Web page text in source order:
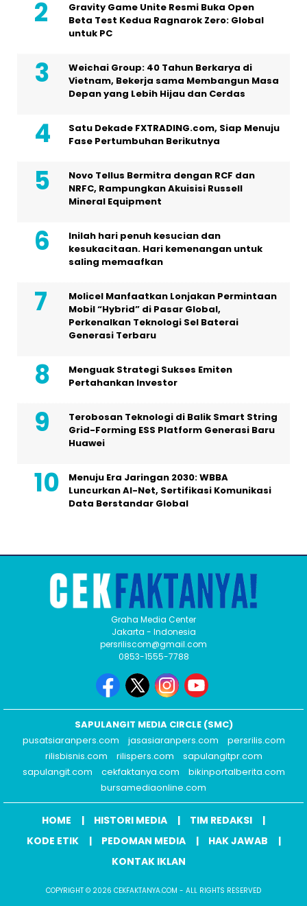
Gravity Game Unite Resmi Buka Open
Beta Test Kedua Ragnarok Zero: Global
untuk PC
Weichai Group: 40 Tahun Berkarya di
Vietnam, Bekerja sama Membangun Masa
Depan yang Lebih Hijau dan Cerdas
Satu Dekade FXTRADING.com, Siap Menuju
Fase Pertumbuhan Berikutnya
Novo Tellus Bermitra dengan RCF dan
NRFC, Rampungkan Akuisisi Russell
Mineral Equipment
Inilah hari penuh kesucian dan
kesukacitaan. Hari kemenangan untuk
saling memaafkan
Molicel Manfaatkan Lonjakan Permintaan
Mobil “Hybrid” di Pasar Global,
Perkenalkan Teknologi Sel Baterai
Generasi Terbaru
Menguak Strategi Sukses Emiten
Pertahankan Investor
Terobosan Teknologi di Balik Smart String
Grid-Forming ESS Platform Generasi Baru
Huawei
Menuju Era Jaringan 2030: WBBA
Luncurkan AI-Net, Sertifikasi Komunikasi
Data Berstandar Global
Graha Media Center
Jakarta - Indonesia
persriliscom@gmail.com
0853-1555-7788
SAPULANGIT MEDIA CIRCLE (SMC)
pusatsiaranpers.com
jasasiaranpers.com
persrilis.com
rilisbisnis.com
rilispers.com
sapulangitpr.com
sapulangit.com
cekfaktanya.com
bikinportalberita.com
bursamediaonline.com
HOME HISTORI MEDIA
TIM REDAKSI
KODE ETIK
PEDOMAN MEDIA
HAK JAWAB
KONTAK IKLAN
COPYRIGHT © 2026 CEKFAKTANYA.COM - ALL RIGHTS RESERVED